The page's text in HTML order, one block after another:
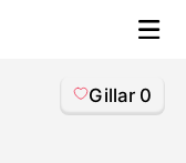
AllGillar 0